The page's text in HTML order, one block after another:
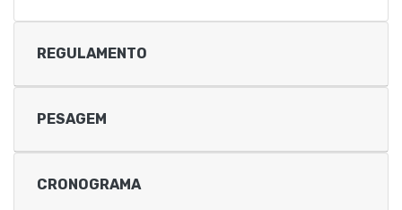
REGULAMENTO
PESAGEM
CRONOGRAMA